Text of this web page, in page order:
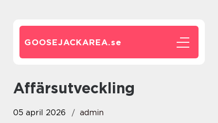
GOOSEJACKAREA.se
Affärsutveckling
05 april 2026 admin